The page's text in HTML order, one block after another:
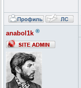
anabol1k ®